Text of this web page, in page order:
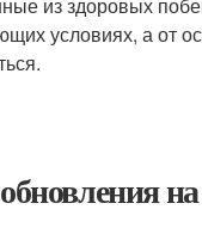
из здоровых
условиях, а от